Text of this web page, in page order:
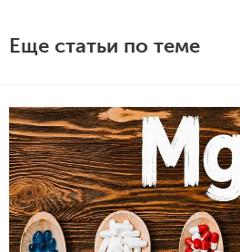
Еще статьи по теме